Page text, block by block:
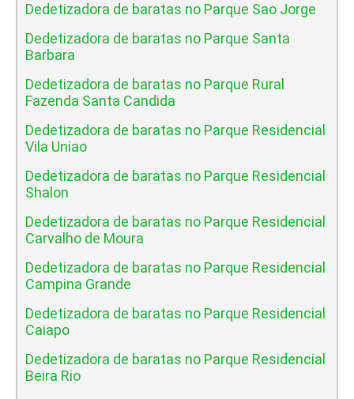
Dedetizadora de baratas no Parque Sao Jorge
Dedetizadora de baratas no Parque Santa
Barbara
Dedetizadora de baratas no Parque Rural
Fazenda Santa Candida
Dedetizadora de baratas no Parque Residencial
Vila Uniao
Dedetizadora de baratas no Parque Residencial
Shalon
Dedetizadora de baratas no Parque Residencial
Carvalho de Moura
Dedetizadora de baratas no Parque Residencial
Campina Grande
Dedetizadora de baratas no Parque Residencial
Caiapo
Dedetizadora de baratas no Parque Residencial
Beira Rio